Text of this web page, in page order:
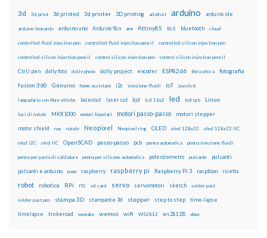
3d 3d print 3d printed 3d printer 3D printing adafruit arduino arduino ide
arduino leonardo arduino uno Arduino Yún arm Attiny85 BLE bluetooth cloud
controlled fluid injection pen controlled fluid injection pencil controlled silicon injection pen
controlled silicon injection pencil control silicon injection pen control silicon injection pencil
CtrlJ pen dolly foto dolly photo dolly project encoder ESP8266 fibra ottica fotografia
fusion 360 Genuino home assistant i2c iniezione fluidi IoT joystick
lampadario con fibre ottiche lasercut laser cut lcd lcd 16x2 led led rgb Linux
luci di natale MKR1000 motori bipolari motori passo-passo motori stepper
motor shield nas natale Neopixel Neopixel ring OLED oled 128x32 oled 128x32 IIC
oled i2C oled IIC OpenSCAD passo-passo pcb penna automatica penna iniezione fluidi
penna per pasta di saldatura penna per silicone automatica potenziometro pulsante pulsanti
pulsanti e arduino pwm raspberry raspberry pi Raspberry Pi 3 raspbian ricetta
robot robotica RPi rtc sd card servo servomotori sketch solder past
solder past pen stampa 3D stampante 3d stepper step to step time-lapse
timelapse tinkercad wemake wemos wifi WS2812 ws2812B xbee